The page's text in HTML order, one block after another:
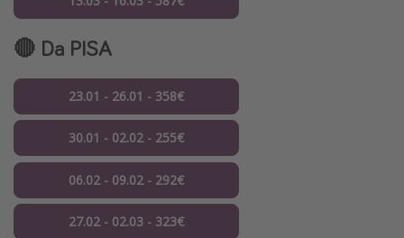
🔴 Da PISA
23.01 - 26.01 - 358€
30.01 - 02.02 - 255€
06.02 - 09.02 - 292€
27.02 - 02.03 - 323€